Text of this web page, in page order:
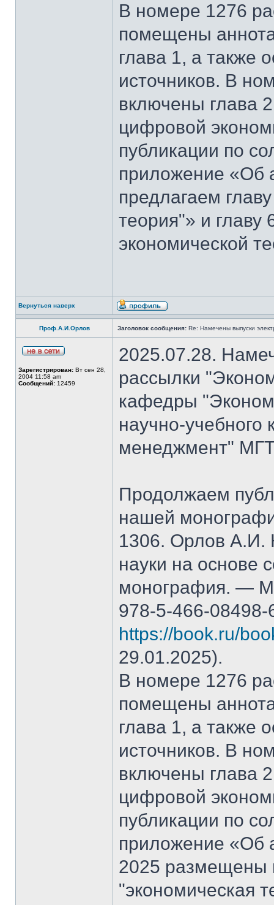
В номере 1276
помещены
глава 1, а также
источников. В
включены глава
цифровой
публикации по
приложение «Об
предлагаем
теория"» и главу
экономической
Вернуться наверх
Проф.А.И.Орлов Заголовок сообщения: Re: Намечены выпуски
Зарегистрирован: Вт сен 28,
2004 11:58 am
Сообщений: 12459
2025.07.28.
рассылки
кафедры
научно-
менеджмент"
Продолжаем
нашей
1306. Орлов А.И.
науки на основе
монография. —
978-5-466-
https://book.ru/
29.01.2025).
В номере 1276
помещены
глава 1, а также
источников. В
включены глава
цифровой
публикации по
приложение «Об
2025 размещены
"экономическая